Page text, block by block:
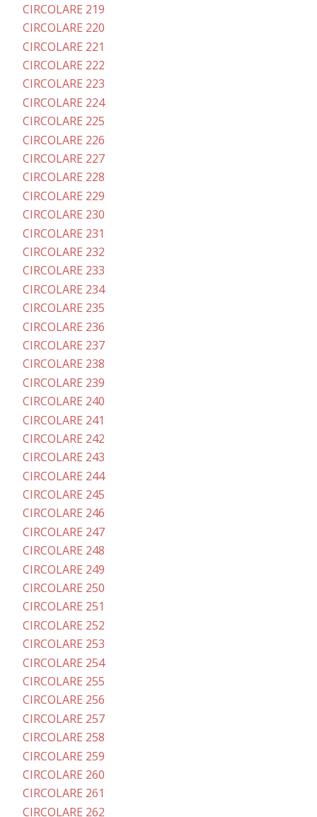
CIRCOLARE 219
CIRCOLARE 220
CIRCOLARE 221
CIRCOLARE 222
CIRCOLARE 223
CIRCOLARE 224
CIRCOLARE 225
CIRCOLARE 226
CIRCOLARE 227
CIRCOLARE 228
CIRCOLARE 229
CIRCOLARE 230
CIRCOLARE 231
CIRCOLARE 232
CIRCOLARE 233
CIRCOLARE 234
CIRCOLARE 235
CIRCOLARE 236
CIRCOLARE 237
CIRCOLARE 238
CIRCOLARE 239
CIRCOLARE 240
CIRCOLARE 241
CIRCOLARE 242
CIRCOLARE 243
CIRCOLARE 244
CIRCOLARE 245
CIRCOLARE 246
CIRCOLARE 247
CIRCOLARE 248
CIRCOLARE 249
CIRCOLARE 250
CIRCOLARE 251
CIRCOLARE 252
CIRCOLARE 253
CIRCOLARE 254
CIRCOLARE 255
CIRCOLARE 256
CIRCOLARE 257
CIRCOLARE 258
CIRCOLARE 259
CIRCOLARE 260
CIRCOLARE 261
CIRCOLARE 262